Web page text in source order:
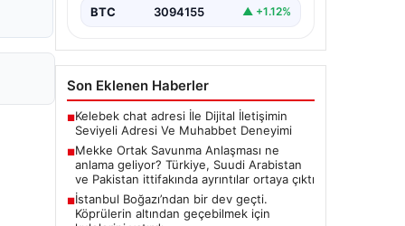
BTC 3094155 ▲ +1.12%
Son Eklenen Haberler
■Kelebek chat adresi İle Dijital İletişimin
Seviyeli Adresi Ve Muhabbet Deneyimi
■Mekke Ortak Savunma Anlaşması ne
anlama geliyor? Türkiye, Suudi Arabistan
ve Pakistan ittifakında ayrıntılar ortaya çıktı
■İstanbul Boğazı’ndan bir dev geçti.
Köprülerin altından geçebilmek için